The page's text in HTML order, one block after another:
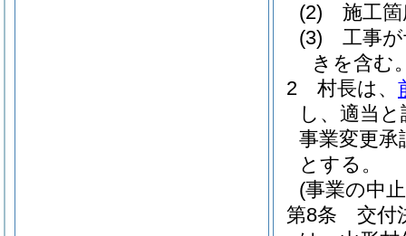
(2)
施工
(3)
工事
きを含む
2
村長は、
し、適当
事業変更承
とする。
(事業の中
第8条
交付